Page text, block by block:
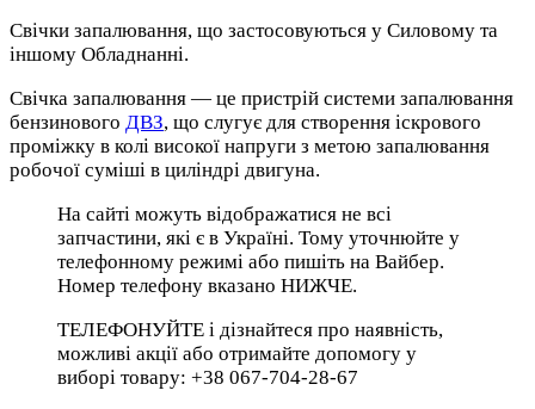
Свічки запалювання, що застосовуються у Силовому та
іншому Обладнанні.
Свічка запалювання — це пристрій системи запалювання
бензинового ДВЗ, що слугує для створення іскрового
проміжку в колі високої напруги з метою запалювання
робочої суміші в циліндрі двигуна.
На сайті можуть відображатися не всі
запчастини, які є в Україні. Тому уточнюйте у
телефонному режимі або пишіть на Вайбер.
Номер телефону вказано НИЖЧЕ.
ТЕЛЕФОНУЙТЕ і дізнайтеся про наявність,
можливі акції або отримайте допомогу у
виборі товару: +38 067-704-28-67